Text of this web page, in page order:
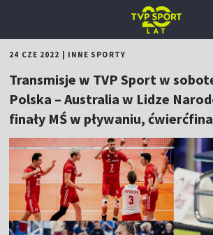
24 CZE 2022 INNE SPORTY
Transmisje w TVP Sport w
Polska – Australia w Lidze
finały MŚ w pływaniu,